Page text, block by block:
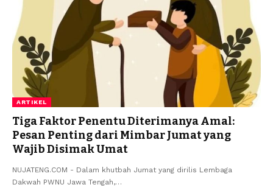
ARTIKEL
Tiga Faktor Penentu Diterimanya Amal:
Pesan Penting dari Mimbar Jumat yang
Wajib Disimak Umat
NUJATENG.COM - Dalam khutbah Jumat yang dirilis Lembaga
Dakwah PWNU Jawa Tengah,…